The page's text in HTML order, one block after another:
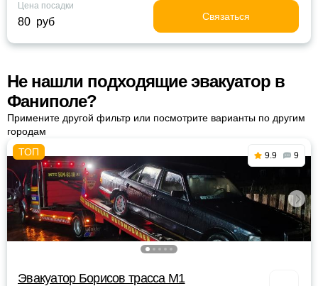
Цена посадки
80 руб Связаться
Не нашли подходящие эвакуатор в
Фаниполе?
Примените другой фильтр или посмотрите варианты по другим
городам
9.9 9
Эвакуатор Борисов трасса М1